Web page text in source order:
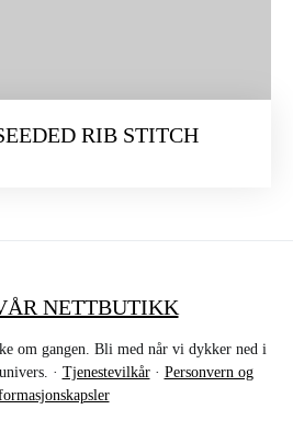
RIB STITCH
NETTBUTIKK
om gangen. Bli med når vi dykker ned i
· Tjenestevilkår· Personvern og